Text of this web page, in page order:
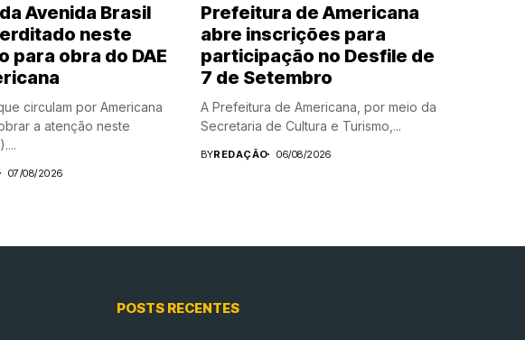
Avenida Brasil
neste
para obra do DAE
circulam por Americana
a atenção neste
07/08/2026
Prefeitura de Americana
abre inscrições para
participação no Desfile de
7 de Setembro
A Prefeitura de Americana, por meio da
Secretaria de Cultura e Turismo,...
BYREDAÇÃO 06/08/2026
POSTS RECENTES